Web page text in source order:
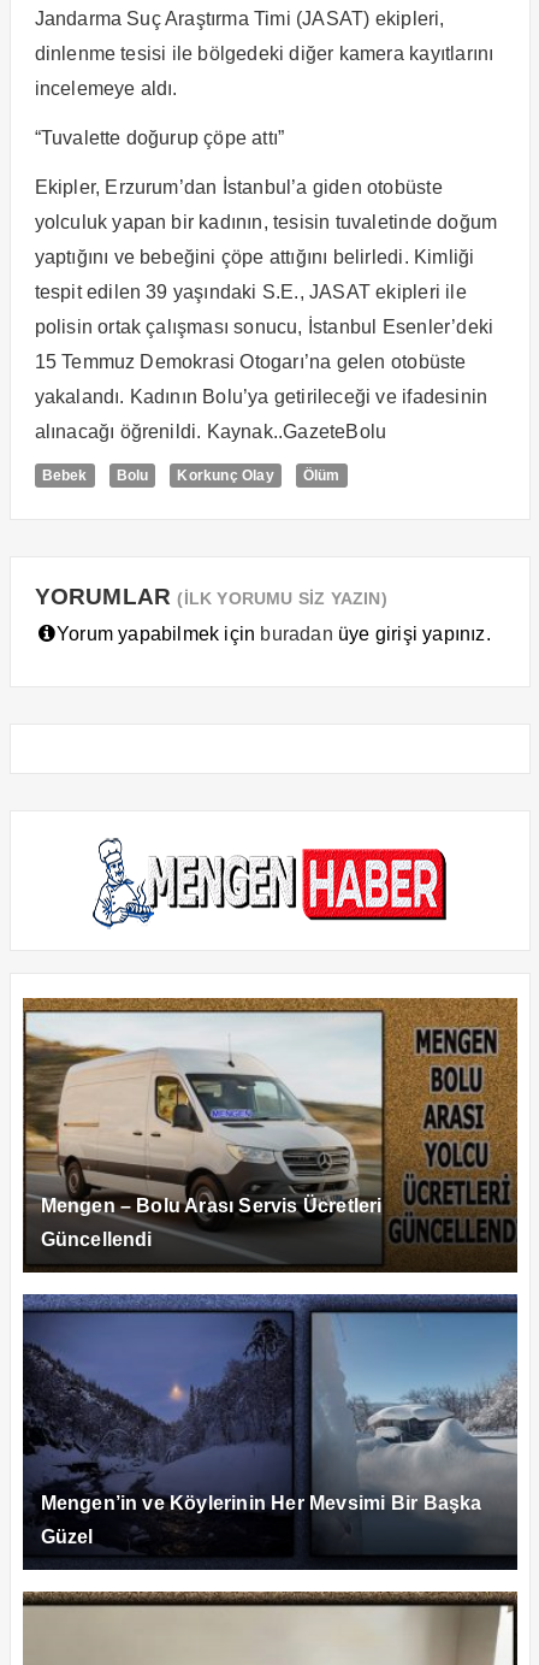
Jandarma Suç Araştırma Timi (JASAT) ekipleri,
dinlenme tesisi ile bölgedeki diğer kamera kayıtlarını
incelemeye aldı.
“Tuvalette doğurup çöpe attı”
Ekipler, Erzurum’dan İstanbul’a giden otobüste
yolculuk yapan bir kadının, tesisin tuvaletinde doğum
yaptığını ve bebeğini çöpe attığını belirledi. Kimliği
tespit edilen 39 yaşındaki S.E., JASAT ekipleri ile
polisin ortak çalışması sonucu, İstanbul Esenler’deki
15 Temmuz Demokrasi Otogarı’na gelen otobüste
yakalandı. Kadının Bolu’ya getirileceği ve ifadesinin
alınacağı öğrenildi. Kaynak..GazeteBolu
Bebek Bolu Korkunç Olay Ölüm
YORUMLAR(İLK YORUMU SİZ YAZIN)
Yorum yapabilmek için buradan üye girişi yapınız.
Mengen – Bolu Arası Servis Ücretleri
Güncellendi
Mengen’in ve Köylerinin Her Mevsimi Bir Başka
Güzel